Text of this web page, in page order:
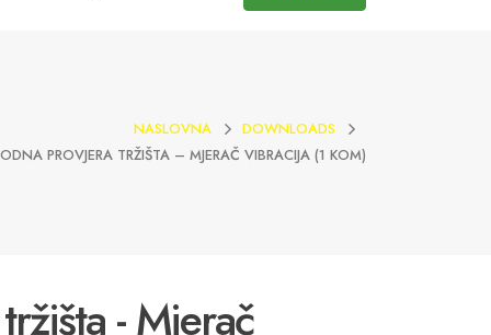
NASLOVNA
DOWNLOADS
PROVJERA TRŽIŠTA – MJERAČ VIBRACIJA (1 KOM)
- Mjerač